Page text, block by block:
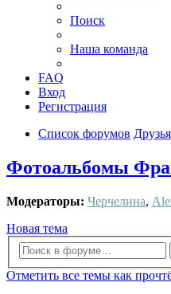
Поиск
Наша команда
FAQ
Вход
Регистрация
Список форумов
Фотоальбомы
Модераторы: Черчелина,
Новая тема
Отметить все темы как